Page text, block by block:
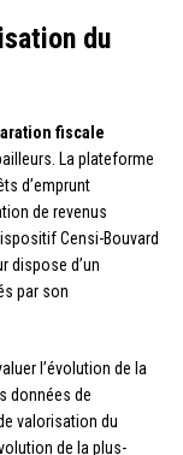
du
fiscale
La plateforme
d’emprunt
de revenus
Censi-Bouvard
dispose d’un
par son
l’évolution de la
données de
valorisation du
de la plus-